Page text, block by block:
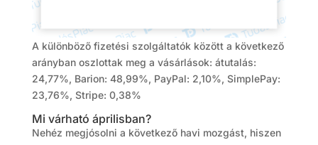
A különböző fizetési szolgáltatók között a következő
arányban oszlottak meg a vásárlások: átutalás:
24,77%, Barion: 48,99%, PayPal: 2,10%, SimplePay:
23,76%, Stripe: 0,38%
Mi várható áprilisban?
Nehéz megjósolni a következő havi mozgást, hiszen